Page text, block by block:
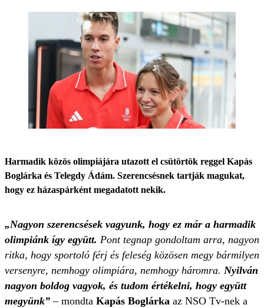
Harmadik közös olimpiájára utazott el csütörtök reggel Kapás
Boglárka és Telegdy Ádám. Szerencsésnek tartják magukat,
hogy ez házaspárként megadatott nekik.
„Nagyon szerencsések vagyunk, hogy ez már a harmadik
olimpiánk így együtt. Pont tegnap gondoltam arra, nagyon
ritka, hogy sportoló férj és feleség közösen megy bármilyen
versenyre, nemhogy olimpiára, nemhogy háromra. Nyilván
nagyon boldog vagyok, és tudom értékelni, hogy együtt
megyünk”– mondta Kapás Boglárka az NSO Tv-nek a